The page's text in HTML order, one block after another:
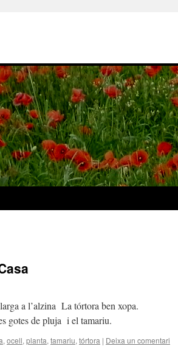
a l’alzina La tórtora ben xopa.
gotes de pluja i el tamariu.
, ocell, planta, tamariu, tórtora | Deixa un comentari